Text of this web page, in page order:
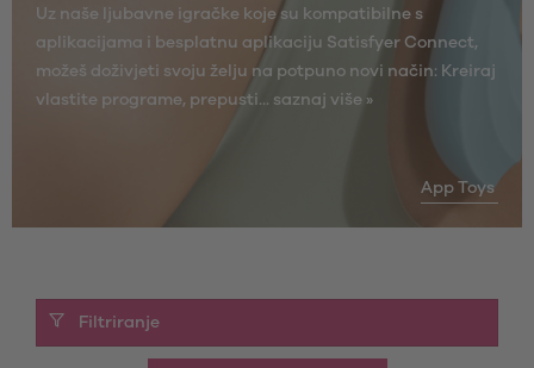
Uz naše ljubavne igračke koje su kompatibilne s
aplikacijama i besplatnu aplikaciju Satisfyer Connect,
možeš doživjeti svoju želju na potpuno novi način: Kreiraj
vlastite programe, prepusti... saznaj više »
App Toys
Filtriranje